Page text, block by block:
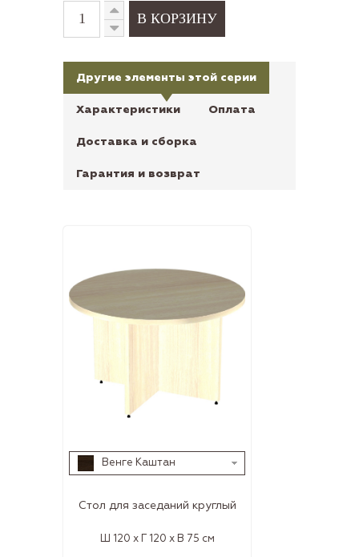
Другие элементы этой серии
Характеристики Оплата
Доставка и сборка
Гарантия и возврат
Венге Каштан
Стол для заседаний круглый
Ш 120 x Г 120 x В 75 см